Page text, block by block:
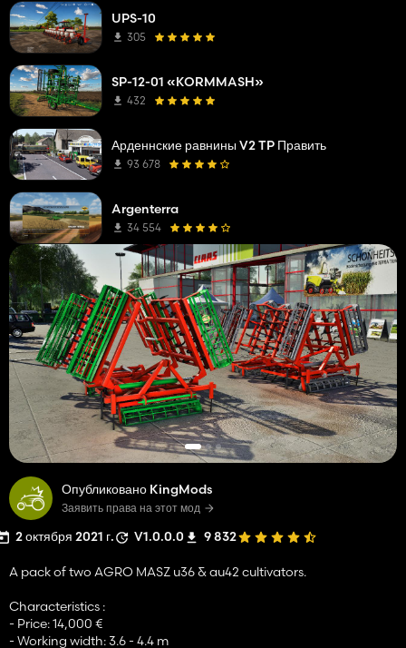
Опубликовано KingMods
Заявить права на этот мод
2 октября 2021 г. V1.0.0.0 9 832
A pack of two AGRO MASZ u36 & au42 cultivators.
Characteristics :
- Price: 14,000 €
- Working width: 3.6 - 4.4 m
UPS-10
305
SP-12-01 «KORMMASH»
432
Арденнские равнины V2 TP Править
93 678
Argenterra
34 554